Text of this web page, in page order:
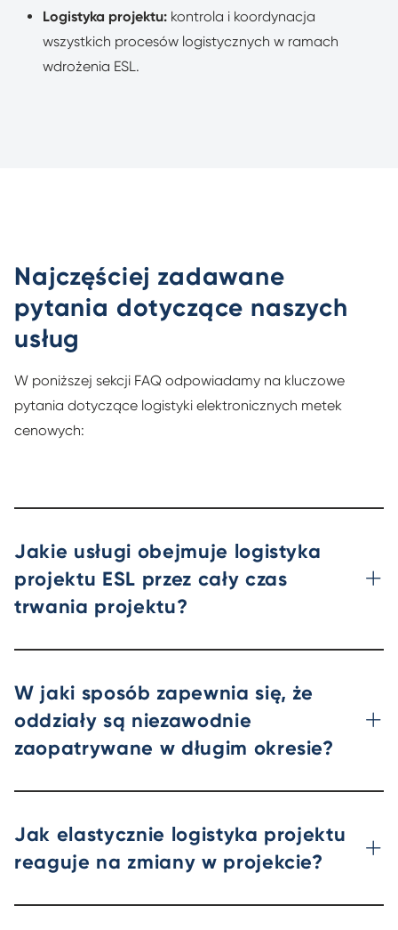
Logistyka projektu: kontrola i koordynacja
wszystkich procesów logistycznych w ramach
wdrożenia ESL.
Najczęściej zadawane
pytania dotyczące naszych
usług
W poniższej sekcji FAQ odpowiadamy na kluczowe
pytania dotyczące logistyki elektronicznych metek
cenowych:
Jakie usługi obejmuje logistyka
projektu ESL przez cały czas
trwania projektu?
W jaki sposób zapewnia się, że
oddziały są niezawodnie
zaopatrywane w długim okresie?
Jak elastycznie logistyka projektu
reaguje na zmiany w projekcie?